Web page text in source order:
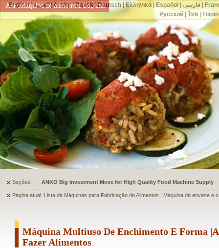
AnkoMáquina de alimentos Co., Ltd.
Seções: ANKO's Food Processing Equipment Assists a Shoe Seller to Start
Página atual: Lista de Máquinas para Fabricação de Alimentos | Máquina de envase e
Máquina Multiuso De Enchimento E Forma
Fazer Alimentos
English|العربية| česky|Dansk| Deutsch|Ελληνικά|Español فارسی|
Русский| ไทย|